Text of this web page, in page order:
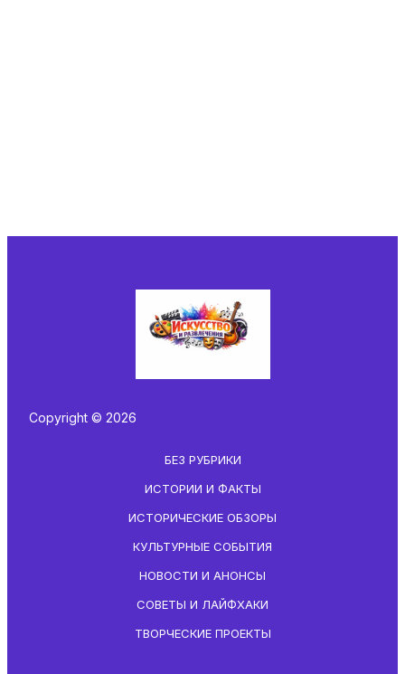
Copyright © 2026
БЕЗ РУБРИКИ
ИСТОРИИ И ФАКТЫ
ИСТОРИЧЕСКИЕ ОБЗОРЫ
КУЛЬТУРНЫЕ СОБЫТИЯ
НОВОСТИ И АНОНСЫ
СОВЕТЫ И ЛАЙФХАКИ
ТВОРЧЕСКИЕ ПРОЕКТЫ